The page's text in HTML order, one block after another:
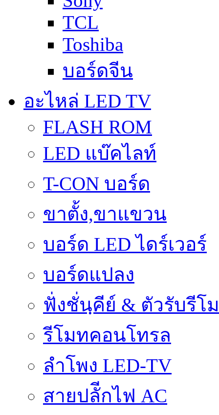
TCL
Toshiba
บอร์ดจีน
อะไหล่ LED TV
FLASH ROM
LED แบ๊คไลท์
T-CON บอร์ด
ขาตั้ง,ขาแขวน
บอร์ด LED ไดร์เวอร์
บอร์ดแปลง
ฟั่งชั่นฺคีย์ & ตัวรับรีโ
รีโมทคอนโทรล
ลำโพง LED-TV
สายปลัีกไฟ AC